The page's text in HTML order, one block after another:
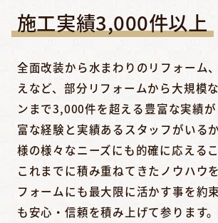
施工実績3,000件以上
全面改装から水まわりのリフォーム
えなど、部分リフォームから大規模
ンまで3,000件を超える豊富な実績
富な経験と実績あるスタッフがいる
様の様々なニーズにも的確に応えるこ
これまでに積み重ねてきたノウハウ
フォームにも最大限に活かす事を約
も安心・信頼を積み上げて参ります。